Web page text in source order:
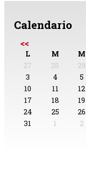
Calendario
<<
L M M
27
28 29
3
4 5
10
11 12
17
18 19
24
25 26
31
1 2